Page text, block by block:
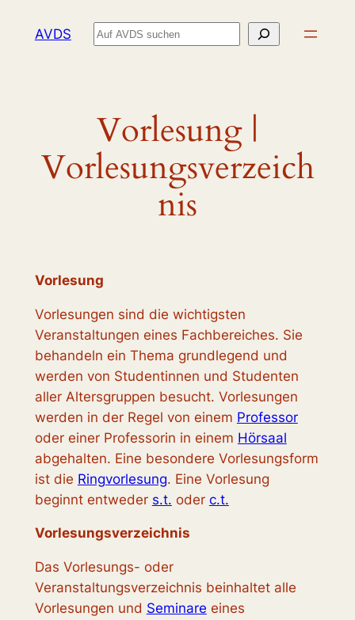
InhaltAVDS Suchen
Vorlesung |
Vorlesungsverzeich
nis
Vorlesung
Vorlesungen sind die wichtigsten
Veranstaltungen eines Fachbereiches. Sie
behandeln ein Thema grundlegend und
werden von Studentinnen und Studenten
aller Altersgruppen besucht. Vorlesungen
werden in der Regel von einem Professor
oder einer Professorin in einem Hörsaal
abgehalten. Eine besondere Vorlesungsform
ist die Ringvorlesung. Eine Vorlesung
beginnt entweder s.t. oder c.t.
Vorlesungsverzeichnis
Das Vorlesungs- oder
Veranstaltungsverzeichnis beinhaltet alle
Vorlesungen und Seminare eines